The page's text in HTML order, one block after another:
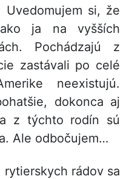
Uvedomujem si, že
ja na vyšších
Pochádzajú z
zastávali po celé
neexistujú.
dokonca aj
z týchto rodín sú
Ale odbočujem…
rádov sa